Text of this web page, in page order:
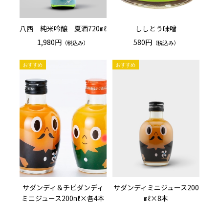
八西 純米吟醸 夏酒720㎖
1,980円 （税込み）
ししとう味噌
580円 （税込み）
サダンディ＆チビダンディ
ミニジュース200㎖×各4本
サダンディミニジュース200
㎖×8本